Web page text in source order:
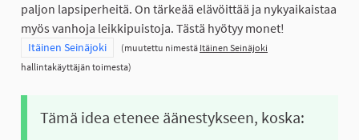
paljon lapsiperheitä. On tärkeää elävöittää ja nykyaikaistaa
myös vanhoja leikkipuistoja. Tästä hyötyy monet!
Rajaa tulokset teeman mukaan: Itäinen Seinäjoki
Itäinen Seinäjoki (muutettu nimestä Itäinen Seinäjoki
hallintakäyttäjän toimesta)
Tämä idea etenee äänestykseen, koska: